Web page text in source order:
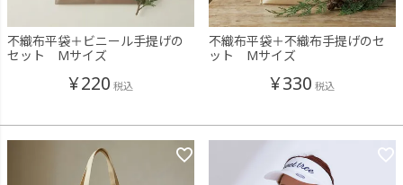
不織布平袋＋ビニール手提げの
セット Mサイズ
¥220 税込
不織布平袋＋不織布手提げのセ
ット Mサイズ
¥330 税込